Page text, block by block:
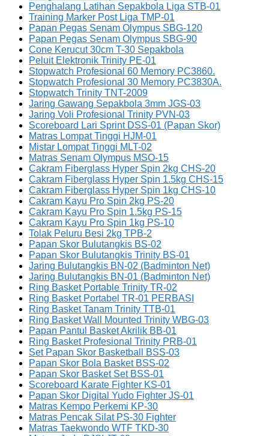
Penghalang Latihan Sepakbola Liga STB-01
Training Marker Post Liga TMP-01
Papan Pegas Senam Olympus SBG-120
Papan Pegas Senam Olympus SBG-90
Cone Kerucut 30cm T-30 Sepakbola
Peluit Elektronik Trinity PE-01
Stopwatch Profesional 60 Memory PC3860.
Stopwatch Profesional 30 Memory PC3830A.
Stopwatch Trinity TNT-2009
Jaring Gawang Sepakbola 3mm JGS-03
Jaring Voli Profesional Trinity PVN-03
Scoreboard Lari Sprint DSS-01 (Papan Skor)
Matras Lompat Tinggi HJM-01
Mistar Lompat Tinggi MLT-02
Matras Senam Olympus MSO-15
Cakram Fiberglass Hyper Spin 2kg CHS-20
Cakram Fiberglass Hyper Spin 1.5kg CHS-15
Cakram Fiberglass Hyper Spin 1kg CHS-10
Cakram Kayu Pro Spin 2kg PS-20
Cakram Kayu Pro Spin 1.5kg PS-15
Cakram Kayu Pro Spin 1kg PS-10
Tolak Peluru Besi 2kg TPB-2
Papan Skor Bulutangkis BS-02
Papan Skor Bulutangkis Trinity BS-01
Jaring Bulutangkis BN-02 (Badminton Net)
Jaring Bulutangkis BN-01 (Badminton Net)
Ring Basket Portable Trinity TR-02
Ring Basket Portabel TR-01 PERBASI
Ring Basket Tanam Trinity TTB-01
Ring Basket Wall Mounted Trinity WBG-03
Papan Pantul Basket Akrilik BB-01
Ring Basket Profesional Trinity PRB-01
Set Papan Skor Basketball BSS-03
Papan Skor Bola Basket BSS-02
Papan Skor Basket Set BSS-01
Scoreboard Karate Fighter KS-01
Papan Skor Digital Yudo Fighter JS-01
Matras Kempo Perkemi KP-30
Matras Pencak Silat PS-30 Fighter
Matras Taekwondo WTF TKD-30